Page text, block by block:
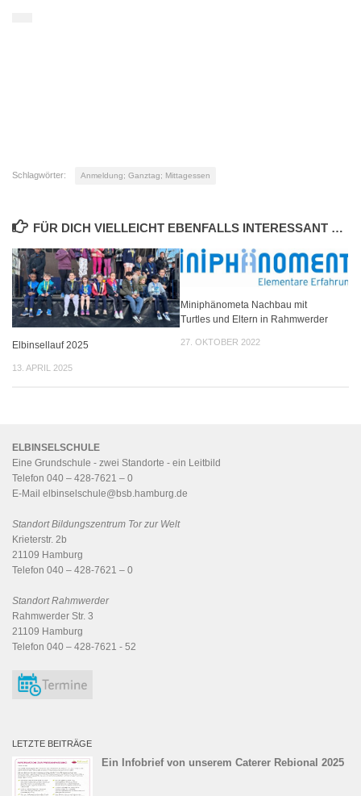
Schlagwörter: Anmeldung; Ganztag; Mittagessen
FÜR DICH VIELLEICHT EBENFALLS INTERESSANT …
Elbinsellauf 2025
13. APRIL 2025
Miniphänometa Nachbau mit
Turtles und Eltern in Rahmwerder
27. OKTOBER 2022
ELBINSELSCHULE
Eine Grundschule - zwei Standorte - ein Leitbild
Telefon 040 – 428-7621 – 0
E-Mail elbinselschule@bsb.hamburg.de
Standort Bildungszentrum Tor zur Welt
Krieterstr. 2b
21109 Hamburg
Telefon 040 – 428-7621 – 0
Standort Rahmwerder
Rahmwerder Str. 3
21109 Hamburg
Telefon 040 – 428-7621 - 52
LETZTE BEITRÄGE
Ein Infobrief von unserem Caterer Rebional 2025